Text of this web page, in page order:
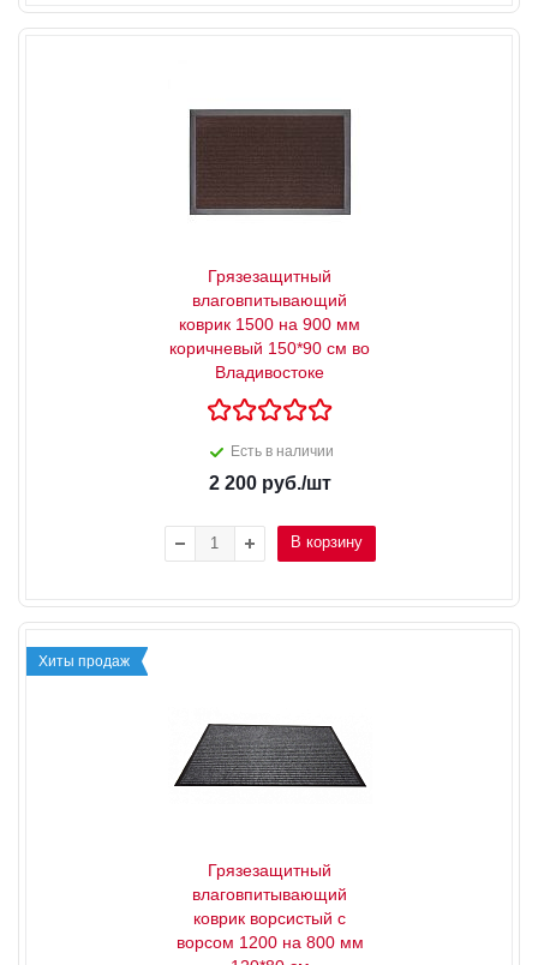
Грязезащитный
влаговпитывающий
коврик 1500 на 900 мм
коричневый 150*90 см во
Владивостоке
Есть в наличии
2 200руб./шт
В корзину
Хиты продаж
Грязезащитный
влаговпитывающий
коврик ворсистый с
ворсом 1200 на 800 мм